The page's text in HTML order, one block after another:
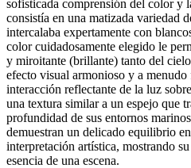
sofisticada comprensión del color y
consistía en una matizada variedad
intercalaba expertamente con
color cuidadosamente elegido le
y miroitante (brillante) tanto del
efecto visual armonioso y a menudo
interacción reflectante de la luz
una textura similar a un espejo que
profundidad de sus entornos
demuestran un delicado equilibrio
interpretación artística, mostrando
esencia de una escena.